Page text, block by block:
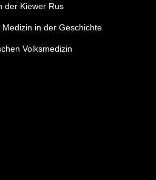
der Kiewer Rus
in der Geschichte
Volksmedizin